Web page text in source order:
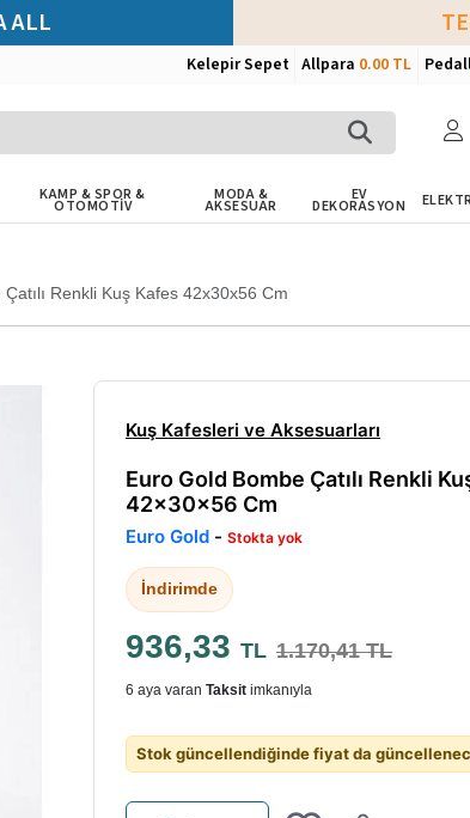
ALL
Kelepir Sepet Allpara 0.00 TL
KAMP & SPOR &
OTOMOTİV
MODA &
AKSESUAR
EV
DEKORASYON
Renkli Kuş Kafes 42x30x56 Cm
Kuş Kafesleri ve Aksesuarları
Euro Gold Bombe Çatılı Renkli
42x30x56 Cm
Euro Gold - Stokta yok
İndirimde
936,33 TL 1.170,41 TL
6 aya varan Taksit imkanıyla
Stok güncellendiğinde fiyat da